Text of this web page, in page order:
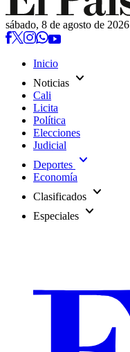
sábado, 8 de agosto de 2026
Inicio
Noticias expand_more
Cali
Licita
Política
Elecciones
Judicial
Deportes expand_more
Economía
Clasificados expand_more
Especiales expand_more